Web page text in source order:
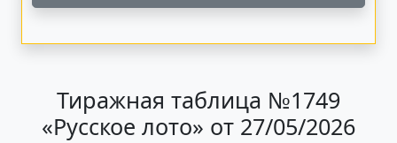
Тиражная таблица №1749
«Русское лото» от 27/05/2026